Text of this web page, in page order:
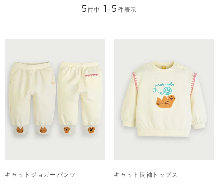
5件中 1 -5 件表示
キャットジョガーパンツ キャット長袖トップス